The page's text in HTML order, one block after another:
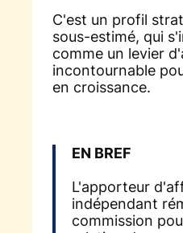
C'est un profil
sous-estimé, qui
comme un levier
incontournable
en croissance.
EN BREF
L'apporteur
indépendant
commission